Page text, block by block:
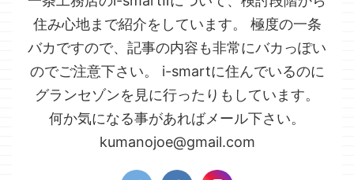
住み心地まで紹介をしています。 極度の一条
バカですので、記事の内容も非常にバカっぽい
のでご注意下さい。 i-smartに住んでいるのに
グランセゾンを見に行ったりもしています。
何か気になる事があればメール下さい。
kumanojoe@gmail.com